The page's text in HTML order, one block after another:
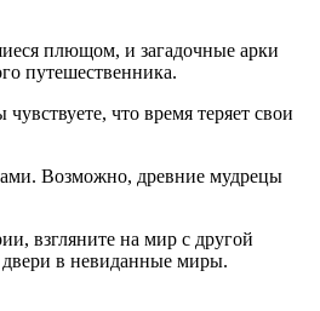
плющом, и загадочные арки
путешественника.
что время теряет свои
Возможно, древние мудрецы
взгляните на мир с другой
двери в невиданные миры.